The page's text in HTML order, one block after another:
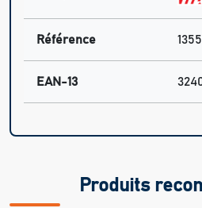
Référence
EAN-13
Produits